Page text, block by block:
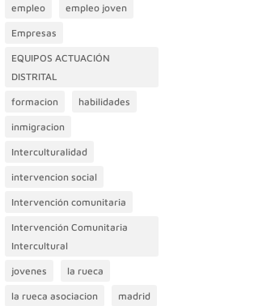
empleo empleo joven
Empresas
EQUIPOS ACTUACIÓN
DISTRITAL
formacion habilidades
inmigracion
Interculturalidad
intervencion social
Intervención comunitaria
Intervención Comunitaria
Intercultural
jovenes la rueca
la rueca asociacion madrid